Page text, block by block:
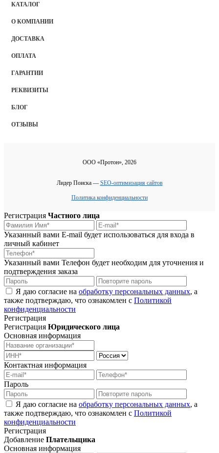
КАТАЛОГ
О КОМПАНИИ
ДОСТАВКА
ОПЛАТА
ГАРАНТИИ
РЕКВИЗИТЫ
БЛОГ
ОТЗЫВЫ
ООО «Протон», 2026
Лидер Поиска — SEO-оптимизация сайтов
Политика конфиденциальности
Регистрация Частного лица
Указанный вами E-mail будет использоваться для входа в
личный кабинет
Указанный вами Телефон будет необходим для уточнения и
подтверждения заказа
Я даю согласие на обработку персональных данных, а
также подтверждаю, что ознакомлен с Политикой
конфиденциальности
Регистрация
Регистрация Юридического лица
Основная информация
Контактная информация
Пароль
Я даю согласие на обработку персональных данных, а
также подтверждаю, что ознакомлен с Политикой
конфиденциальности
Регистрация
Добавление Плательщика
Основная информация